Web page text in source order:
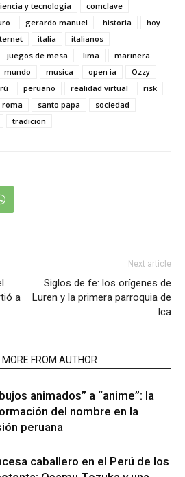
y tecnologia
comclave
gerardo manuel historia
hoy
italia
italianos
juegos de mesa lima
marinera
mundo musica open ia
Ozzy
peruano realidad virtual
risk
roma santo papa
sociedad
tradicion
a
Next article
Siglos de fe: los orígenes de
Luren y la primera parroquia de
Ica
MORE FROM AUTHOR
animados” a “anime”: la
del nombre en la
peruana
caballero en el Perú de los